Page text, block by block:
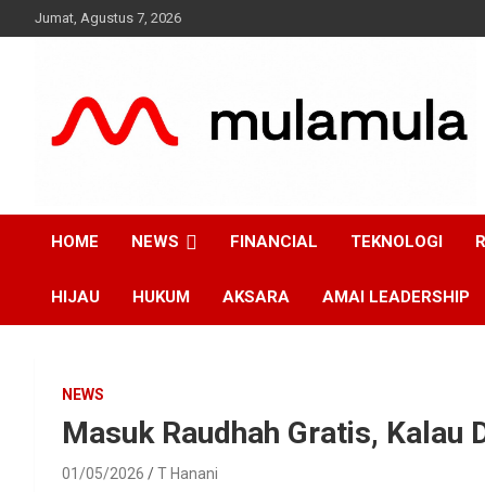
to
Jumat, Agustus 7, 2026
MulaMula
Medianya para Gen Z
HOME
NEWS FINANCIAL TEKNOLOGI
HIJAU HUKUM AKSARA AMAI LEADERSHIP
NEWS
Masuk Raudhah Gratis, Kalau
01/05/2026 T Hanani